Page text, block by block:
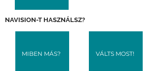
NAVISION-T HASZNÁLSZ?
MIBEN MÁS? VÁLTS MOST!